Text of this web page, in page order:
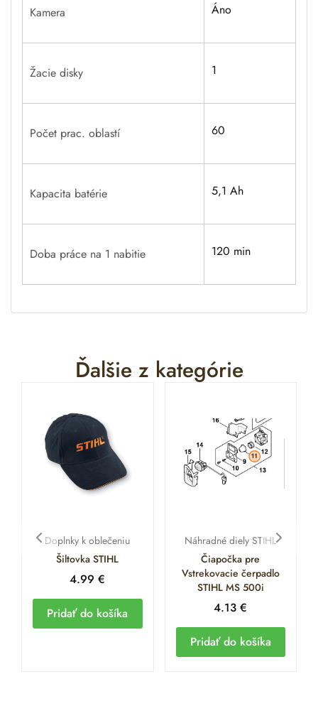
Kamera Áno
Žacie disky 1
Počet prac. oblastí 60
Kapacita batérie 5,1 Ah
Doba práce na 1 nabitie 120 min
Ďalšie z kategórie
Doplnky k oblečeniu
Šiltovka STIHL
4.99€
Pridať do košíka
Náhradné diely STIHL
Čiapočka pre
Vstrekovacie čerpadlo
STIHL MS 500i
4.13€
Pridať do košíka